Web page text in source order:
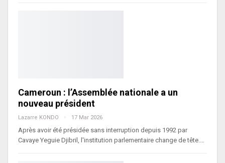
Cameroun : l’Assemblée nationale a un
nouveau président
Lazarre KONDO 17 Mar 2026
Après avoir été présidée sans interruption depuis 1992 par
Cavaye Yeguie Djibril, l'institution parlementaire change de tête.…